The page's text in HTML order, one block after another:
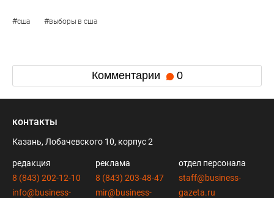
#сша #выборы в сша
Комментарии 0
контакты
Казань, Лобачевского 10, корпус 2
редакция
8 (843) 202-12-10
info@business-
реклама
8 (843) 203-48-47
mir@business-
отдел персонала
staff@business-
gazeta.ru